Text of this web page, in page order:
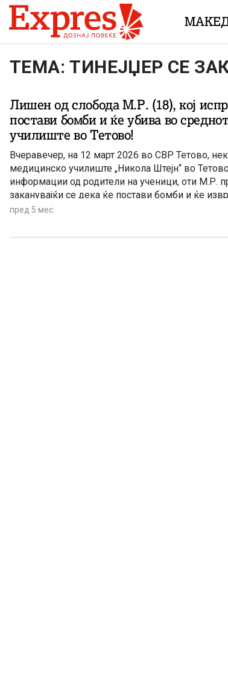
Skip to content
ТЕМА: ТИНЕЈЏЕР СЕ
Лишен од слобода М.Р. (18), кој
постави бомби и ќе убива во
училиште во Тетово!
Вчеравечер, на 12 март 2026 во СВР Тетово,
медицинско училиште „Никола Штејн“ во
информации од родители на ученици, оти М.Р.
заканувајќи се дека ќе постави бомби и ќе
пред 5 мес.